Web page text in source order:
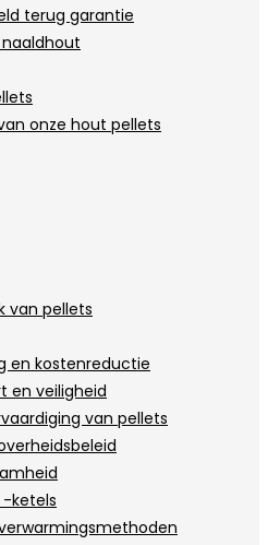
terug garantie
naaldhout
onze hout pellets
van pellets
en kostenreductie
en veiligheid
van pellets
-ketels